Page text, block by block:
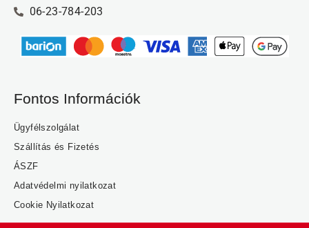
06-23-784-203
Fontos Információk
Ügyfélszolgálat
Szállítás és Fizetés
ÁSZF
Adatvédelmi nyilatkozat
Cookie Nyilatkozat